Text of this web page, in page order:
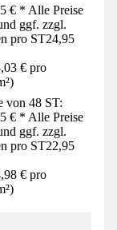
€ * Alle Preise
ggf. zzgl.
pro ST24,95
€ pro
)
von 48 ST:
€ * Alle Preise
ggf. zzgl.
pro ST22,95
€ pro
)